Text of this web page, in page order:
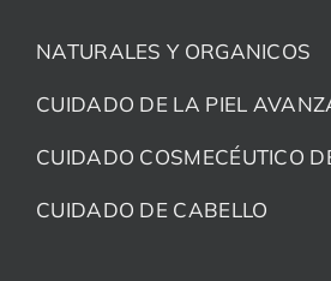
NATURALES Y ORGANICOS
CUIDADO DE LA PIEL
CUIDADO COSMECÉUTICO
CUIDADO DE CABELLO